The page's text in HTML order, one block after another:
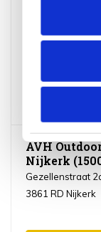
AVH
Nijkerk
Gezellenstraat
3861 RD Nijkerk